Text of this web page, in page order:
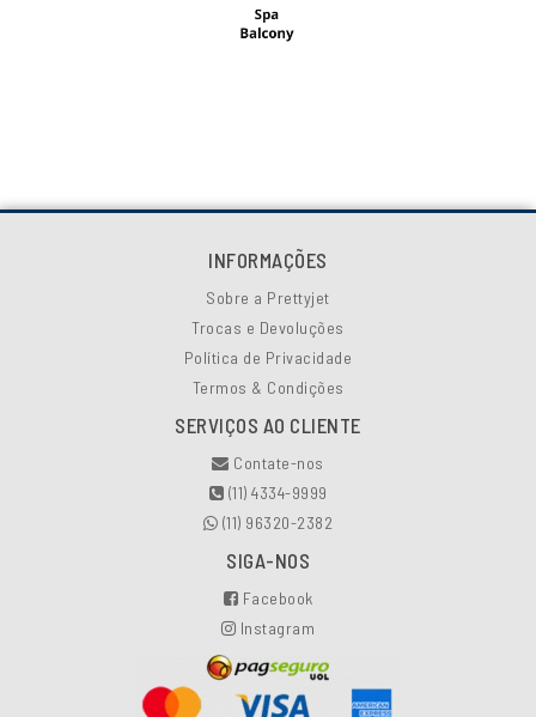
INFORMAÇÕES
Sobre a Prettyjet
Trocas e Devoluções
Política de Privacidade
Termos & Condições
SERVIÇOS AO CLIENTE
Contate-nos
(11) 4334-9999
(11) 96320-2382
SIGA-NOS
Facebook
Instagram